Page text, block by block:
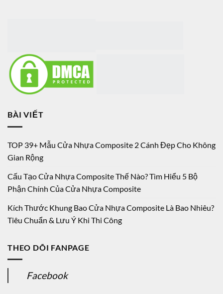
BÀI VIẾT
TOP 39+ Mẫu Cửa Nhựa Composite 2 Cánh Đẹp Cho Không
Gian Rộng
Cấu Tạo Cửa Nhựa Composite Thế Nào? Tìm Hiểu 5 Bộ
Phận Chính Của Cửa Nhựa Composite
Kích Thước Khung Bao Cửa Nhựa Composite Là Bao Nhiêu?
Tiêu Chuẩn & Lưu Ý Khi Thi Công
THEO DÕI FANPAGE
Facebook